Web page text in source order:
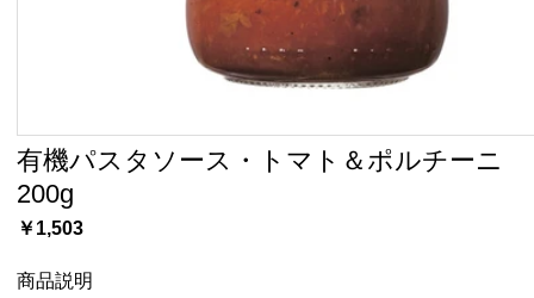
有機パスタソース・トマト＆ポルチーニ
200g
￥1,503
商品説明